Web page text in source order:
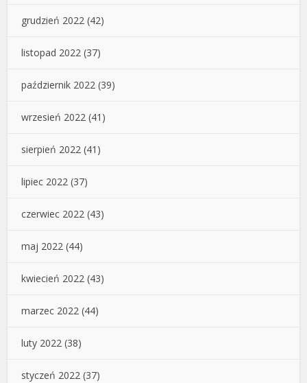
grudzień 2022 (42)
listopad 2022 (37)
październik 2022 (39)
wrzesień 2022 (41)
sierpień 2022 (41)
lipiec 2022 (37)
czerwiec 2022 (43)
maj 2022 (44)
kwiecień 2022 (43)
marzec 2022 (44)
luty 2022 (38)
styczeń 2022 (37)